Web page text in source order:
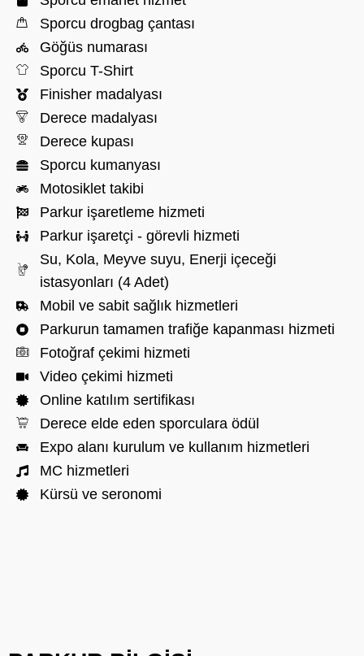
Sporcu drogbag çantası
Göğüs numarası
Sporcu T-Shirt
Finisher madalyası
Derece madalyası
Derece kupası
Sporcu kumanyası
Motosiklet takibi
Parkur işaretleme hizmeti
Parkur işaretçi - görevli hizmeti
Su, Kola, Meyve suyu, Enerji içeceği
istasyonları (4 Adet)
Mobil ve sabit sağlık hizmetleri
Parkurun tamamen trafiğe kapanması hizmeti
Fotoğraf çekimi hizmeti
Video çekimi hizmeti
Online katılım sertifikası
Derece elde eden sporculara ödül
Expo alanı kurulum ve kullanım hizmetleri
MC hizmetleri
Kürsü ve seronomi